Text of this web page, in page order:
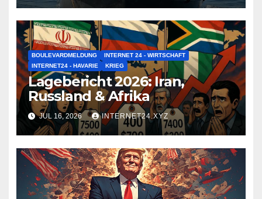
BOULEVARDMELDUNG
INTERNET 24 - WIRTSCHAFT
INTERNET24 - HAVARIE
KRIEG
Lagebericht 2026: Iran,
Russland & Afrika
JUL 16, 2026 INTERNET24.XYZ